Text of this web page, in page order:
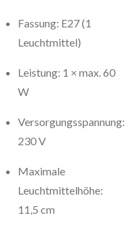
Fassung: E27 (1
Leuchtmittel)
Leistung: 1 × max. 60
W
Versorgungsspannung:
230 V
Maximale
Leuchtmittelhöhe:
11,5 cm